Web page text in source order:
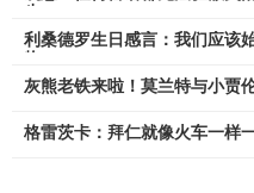
利桑德罗生日感言：我们应该
灰熊老铁来啦！莫兰特与小贾
格雷茨卡：拜仁就像火车一样